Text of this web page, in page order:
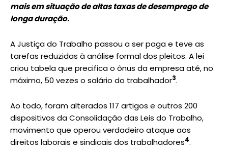
mais em situação de altas taxas de desemprego de
longa duração.
A Justiça do Trabalho passou a ser paga e teve as
tarefas reduzidas à análise formal dos pleitos. A lei
criou tabela que precifica o ônus da empresa até, no
máximo, 50 vezes o salário do trabalhador3.
Ao todo, foram alterados 117 artigos e outros 200
dispositivos da Consolidação das Leis do Trabalho,
movimento que operou verdadeiro ataque aos
direitos laborais e sindicais dos trabalhadores4.